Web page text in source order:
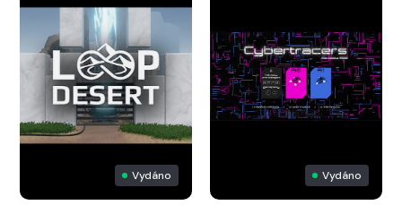
Vydáno Vydáno